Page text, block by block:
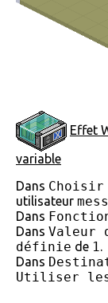
Effet
variable
Dans
utilisateur
Dans
Dans Valeur
définie de 1 .
Dans
Utiliser